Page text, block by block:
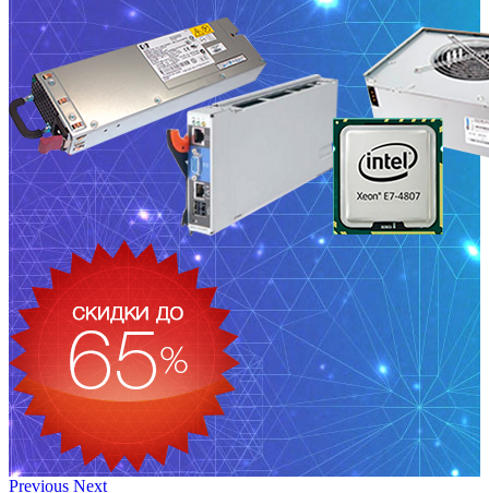
Previous Next